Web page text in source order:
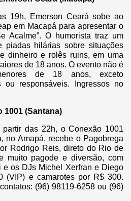
19h, Emerson Ceará sobe ao
em Macapá para apresentar o
Acalme”. O humorista traz um
piadas hilárias sobre situações
dinheiro e rolês ruins, em uma
de 18 anos. O evento não é
de 18 anos, exceto
ou responsáveis. Ingressos no
1001 (Santana)
das 22h, o Conexão 1001
no Amapá, recebe o Pagobrega
Rodrigo Reis, direto do Rio de
muito pagode e diversão, com
e os DJs Michel Xerfran e Diego
(VIP) e camarotes por R$ 300.
(96) 98119-6258 ou (96)